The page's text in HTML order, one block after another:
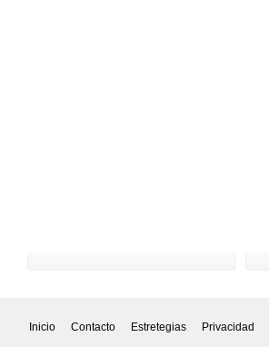
Inicio Contacto Estretegias Privacidad